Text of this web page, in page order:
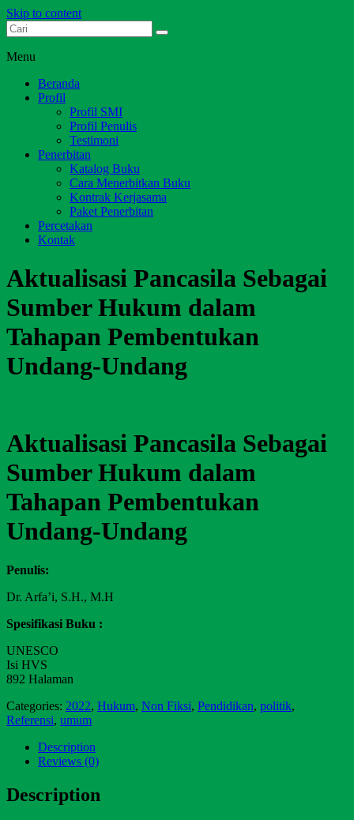
Skip to content
Dari Jambi untuk Indonesia
Menu
Beranda
Profil
Profil SMI
Profil Penulis
Testimoni
Penerbitan
Katalog Buku
Cara Menerbitkan Buku
Kontrak Kerjasama
Paket Penerbitan
Percetakan
Kontak
Aktualisasi Pancasila Sebagai
Sumber Hukum dalam
Tahapan Pembentukan
Undang-Undang
Aktualisasi Pancasila Sebagai
Sumber Hukum dalam
Tahapan Pembentukan
Undang-Undang
Penulis:
Dr. Arfa’i, S.H., M.H
Spesifikasi Buku :
UNESCO
Isi HVS
892 Halaman
Categories: 2022, Hukum, Non Fiksi, Pendidikan, politik,
Referensi, umum
Description
Reviews (0)
Description